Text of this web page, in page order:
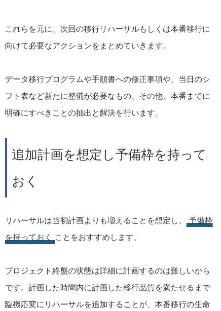
これらを元に、次回の移行リハーサルもしくは本番移行に
向けて必要なアクションをまとめていきます。
データ移行プログラムや手順書への修正事項や、当日のシ
フト表など新たに整備が必要なもの、その他、本番までに
明確にすべきことの抽出と解決を行います。
追加計画を想定し予備枠を持って
おく
リハーサルは当初計画よりも増えることを想定し、
予備枠
を持っておく
ことをおすすめします。
プロジェクト終盤の状態は詳細に計画するのは難しいから
です。計画した時間内に計画した移行品質を満たせるまで
臨機応変にリハーサルを追加することが、本番移行の生命